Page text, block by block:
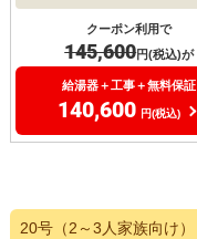
クーポン利用で
145,600円(税込)が
給湯器＋工事＋無料保証
140,600 円(税込)
20号（2～3人家族向け）